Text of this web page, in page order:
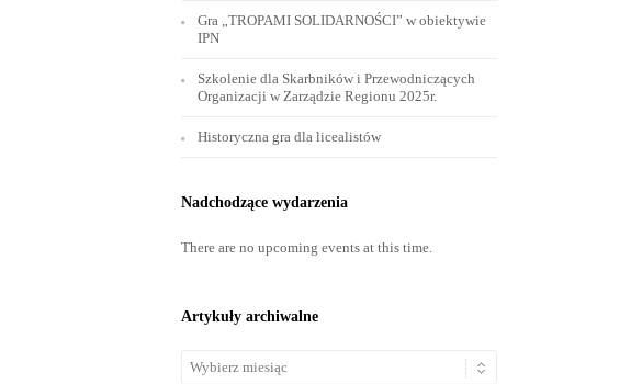
Gra „TROPAMI SOLIDARNOŚCI” w obiektywie
IPN
Szkolenie dla Skarbników i Przewodniczących
Organizacji w Zarządzie Regionu 2025r.
Historyczna gra dla licealistów
Nadchodzące wydarzenia
There are no upcoming events at this time.
Artykuły archiwalne
Artykuły